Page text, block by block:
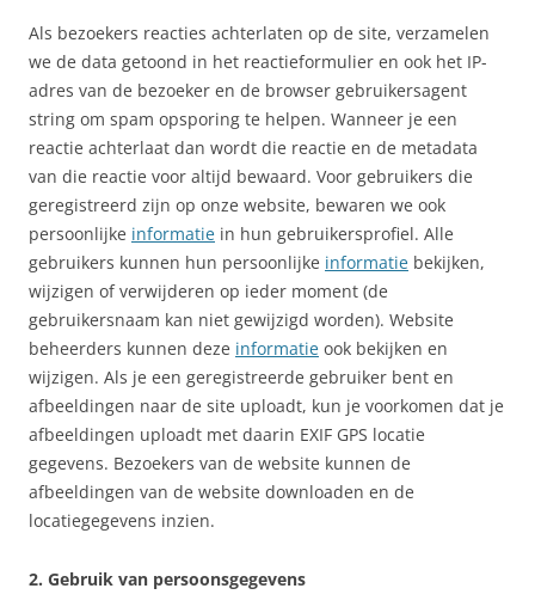
Als bezoekers reacties achterlaten op de site, verzamelen
we de data getoond in het reactieformulier en ook het IP-
adres van de bezoeker en de browser gebruikersagent
string om spam opsporing te helpen. Wanneer je een
reactie achterlaat dan wordt die reactie en de metadata
van die reactie voor altijd bewaard. Voor gebruikers die
geregistreerd zijn op onze website, bewaren we ook
persoonlijke informatie in hun gebruikersprofiel. Alle
gebruikers kunnen hun persoonlijke informatie bekijken,
wijzigen of verwijderen op ieder moment (de
gebruikersnaam kan niet gewijzigd worden). Website
beheerders kunnen deze informatie ook bekijken en
wijzigen. Als je een geregistreerde gebruiker bent en
afbeeldingen naar de site uploadt, kun je voorkomen dat je
afbeeldingen uploadt met daarin EXIF GPS locatie
gegevens. Bezoekers van de website kunnen de
afbeeldingen van de website downloaden en de
locatiegegevens inzien.
2. Gebruik van persoonsgegevens